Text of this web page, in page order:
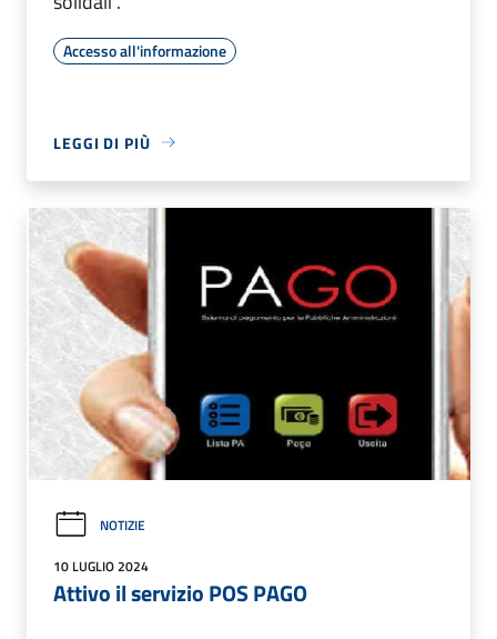
Accesso all'informazione
LEGGI DI PIÙ
NOTIZIE
10 LUGLIO 2024
Attivo il servizio POS PAGO